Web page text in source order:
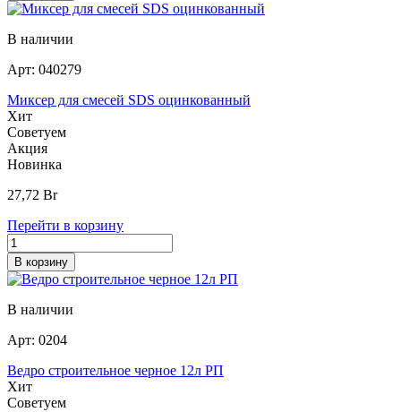
В наличии
Арт: 040279
Миксер для смесей SDS оцинкованный
Хит
Советуем
Акция
Новинка
27,72 Br
Перейти в корзину
В корзину
В наличии
Арт: 0204
Ведро строительное черное 12л РП
Хит
Советуем